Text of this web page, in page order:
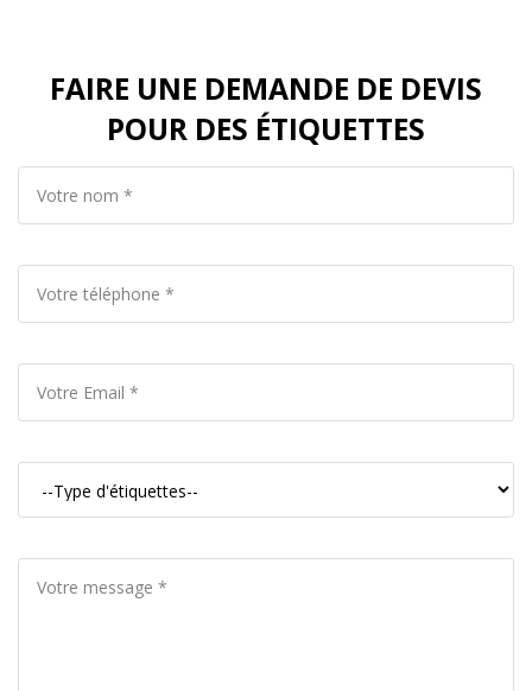
FAIRE UNE DEMANDE DE DEVIS
POUR DES ÉTIQUETTES